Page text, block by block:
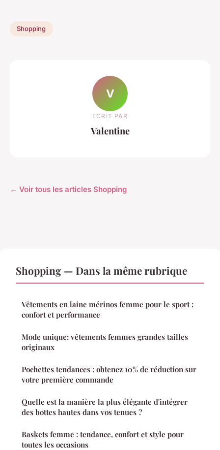
Shopping
V
ECRIT PAR
Valentine
← Voir tous les articles Shopping
Shopping — Dans la même rubrique
Vêtements en laine mérinos femme pour le sport :
confort et performance
Mode unique: vêtements femmes grandes tailles
originaux
Pochettes tendances : obtenez 10% de réduction sur
votre première commande
Quelle est la manière la plus élégante d'intégrer
des bottes hautes dans vos tenues ?
Baskets femme : tendance, confort et style pour
toutes les occasions